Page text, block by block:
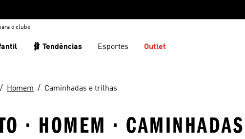
o clube
🩰 Tendências Esportes Outlet
Homem Caminhadas e trilhas
· HOMEM ·